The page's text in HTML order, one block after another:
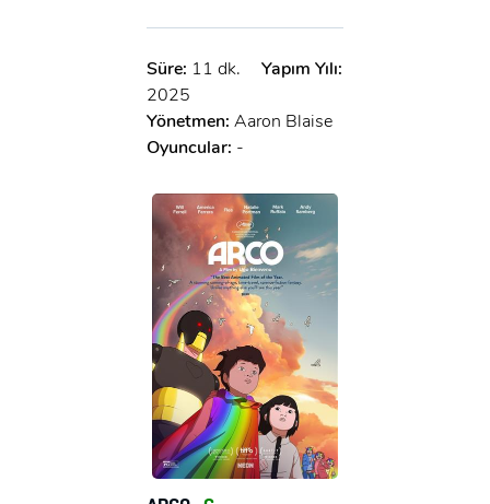
Süre: 11 dk.
Yapım Yılı:
2025
Yönetmen: Aaron Blaise
Oyuncular: -